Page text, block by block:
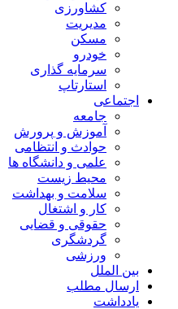
کشاورزی
مدیریت
مسکن
خودرو
سرمایه گذاری
استارتاپ
اجتماعی
جامعه
آموزش و پرورش
حوادث و انتظامی
علمی و دانشگاه ها
محیط زیست
سلامت و بهداشت
کار و اشتغال
حقوقی و قضایی
گردشگری
ورزشی
بین الملل
ارسال مطلب
یادداشت